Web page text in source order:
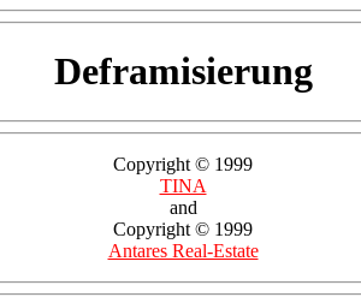
Deframisierung
Copyright © 1999
TINA
and
Copyright © 1999
Antares Real-Estate